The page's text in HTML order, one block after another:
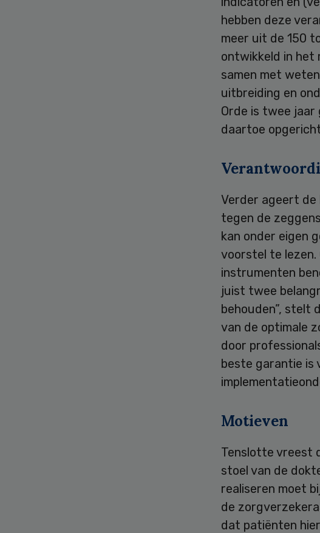
hebben deze
meer uit de 150
ontwikkeld in het
samen met
uitbreiding en
Orde is twee
daartoe
Verder ageert de
tegen de
kan onder eigen
voorstel te lezen.
instrumenten
juist twee
behouden”, stelt
van de optimale
door
beste garantie is
Motieven
Tenslotte vreest
stoel van de
realiseren moet
de
dat patiënten